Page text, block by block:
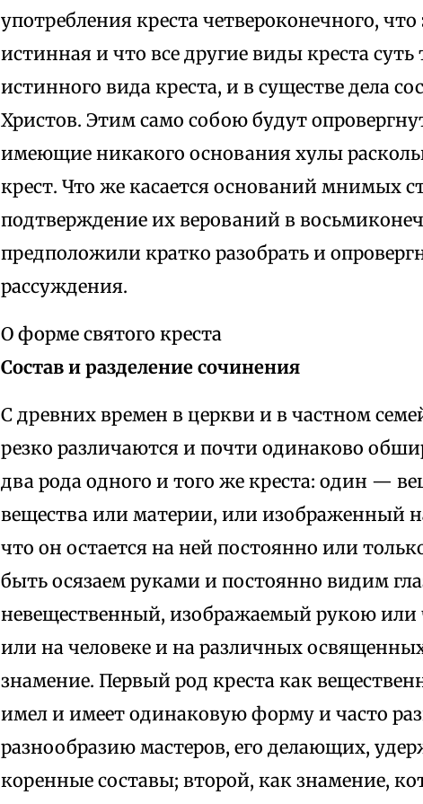
употребления креста четвероконечного,
истинная и что все другие виды креста
истинного вида креста, и в существе дела
Христов. Этим само собою будут
имеющие никакого основания хулы
крест. Что же касается оснований мнимых
подтверждение их верований в
предположили кратко разобрать и
рассуждения.
О форме святого креста
Состав и разделение сочинения
С древних времен в церкви и в частном
резко различаются и почти одинаково
два рода одного и того же креста: один —
вещества или материи, или изображенный
что он остается на ней постоянно или
быть осязаем руками и постоянно видим
невещественный, изображаемый рукою или
или на человеке и на различных
знамение. Первый род креста как
имел и имеет одинаковую форму и часто
разнообразию мастеров, его делающих,
коренные составы; второй, как знамение,